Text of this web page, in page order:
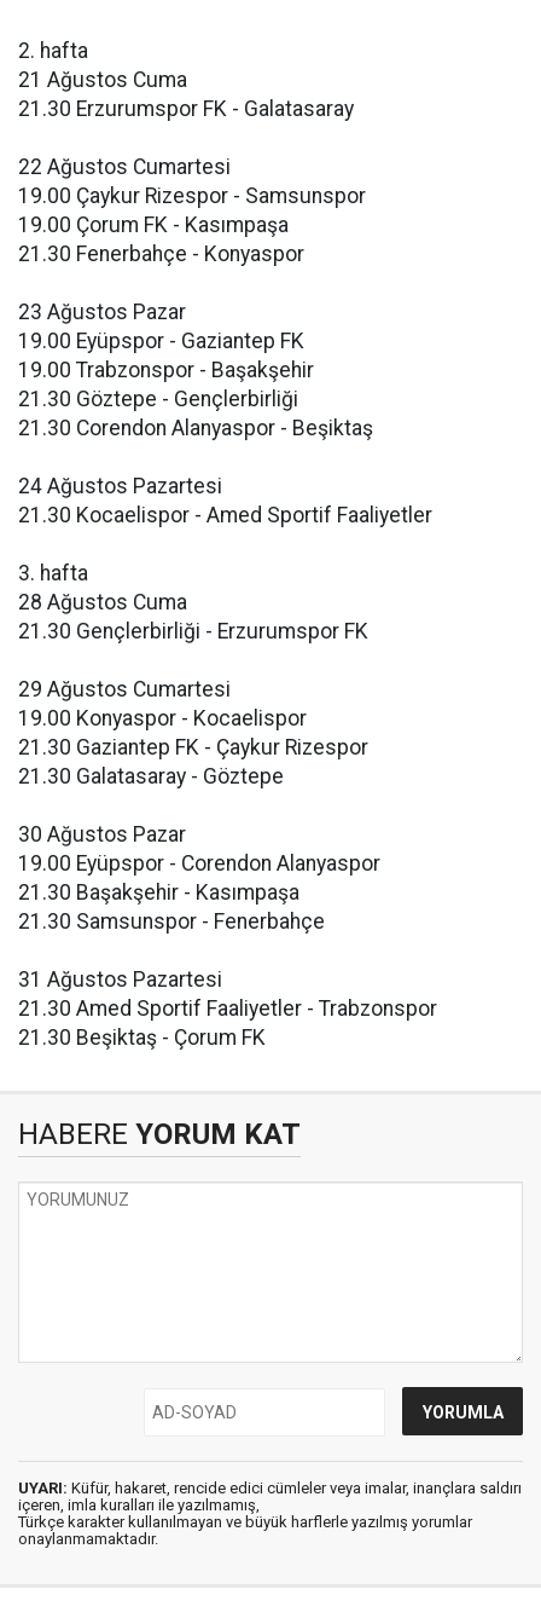
2. hafta
21 Ağustos Cuma
21.30 Erzurumspor FK - Galatasaray
22 Ağustos Cumartesi
19.00 Çaykur Rizespor - Samsunspor
19.00 Çorum FK - Kasımpaşa
21.30 Fenerbahçe - Konyaspor
23 Ağustos Pazar
19.00 Eyüpspor - Gaziantep FK
19.00 Trabzonspor - Başakşehir
21.30 Göztepe - Gençlerbirliği
21.30 Corendon Alanyaspor - Beşiktaş
24 Ağustos Pazartesi
21.30 Kocaelispor - Amed Sportif Faaliyetler
3. hafta
28 Ağustos Cuma
21.30 Gençlerbirliği - Erzurumspor FK
29 Ağustos Cumartesi
19.00 Konyaspor - Kocaelispor
21.30 Gaziantep FK - Çaykur Rizespor
21.30 Galatasaray - Göztepe
30 Ağustos Pazar
19.00 Eyüpspor - Corendon Alanyaspor
21.30 Başakşehir - Kasımpaşa
21.30 Samsunspor - Fenerbahçe
31 Ağustos Pazartesi
21.30 Amed Sportif Faaliyetler - Trabzonspor
21.30 Beşiktaş - Çorum FK
HABERE YORUM KAT
UYARI: Küfür, hakaret, rencide edici cümleler veya imalar, inançlara saldırı
içeren, imla kuralları ile yazılmamış,
Türkçe karakter kullanılmayan ve büyük harflerle yazılmış yorumlar
onaylanmamaktadır.